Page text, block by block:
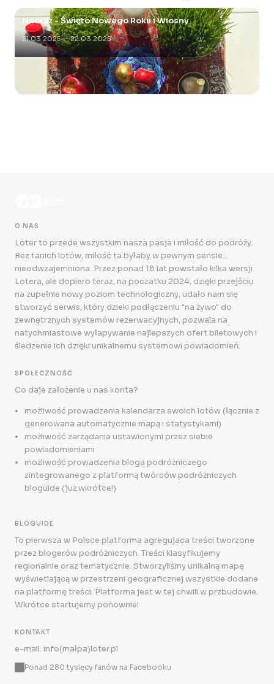
Nooruz - Święto Nowego Roku i Wiosny
21.03.2025 — 22.03.2025
O NAS
Loter to przede wszystkim nasza pasja i miłość do podróży.
Bez tanich lotów, miłość ta byłaby w pewnym sensie...
nieodwzajemniona. Przez ponad 18 lat powstało kilka wersji
Lotera, ale dopiero teraz, na poczatku 2024, dzięki przejściu
na zupełnie nowy poziom technologiczny, udało nam się
stworzyć serwis, który dzieki podłączeniu "na żywo" do
zewnętrznych systemów rezerwacyjnych, pozwala na
natychmiastowe wyłapywanie najlepszych ofert biletowych i
śledzenie ich dzięki unikalnemu systemowi powiadomień.
SPOŁECZNOŚĆ
Co daje założenie u nas konta?
możliwość prowadzenia kalendarza swoich lotów (łącznie z
generowana automatycznie mapą i statystykami)
możliwość zarządania ustawionymi przez siebie
powiadomieniami
możliwość prowadzenia bloga podróżniczego
zintegrowanego z platformą twórców podróżniczych
bloguide (już wkrótce!)
BLOGUIDE
To pierwsza w Polsce platforma agregujaca treści tworzone
przez blogerów podróżniczych. Treści klasyfikujemy
regionalnie oraz tematycznie. Stworzyliśmy unikalną mapę
wyświetlającą w przestrzeni geograficznej wszystkie dodane
na platformę treści. Platforma jest w tej chwili w przbudowie.
Wkrótce startujemy ponownie!
KONTAKT
e-mail: info(małpa)loter.pl
Ponad 280 tysięcy fanów na Facebooku